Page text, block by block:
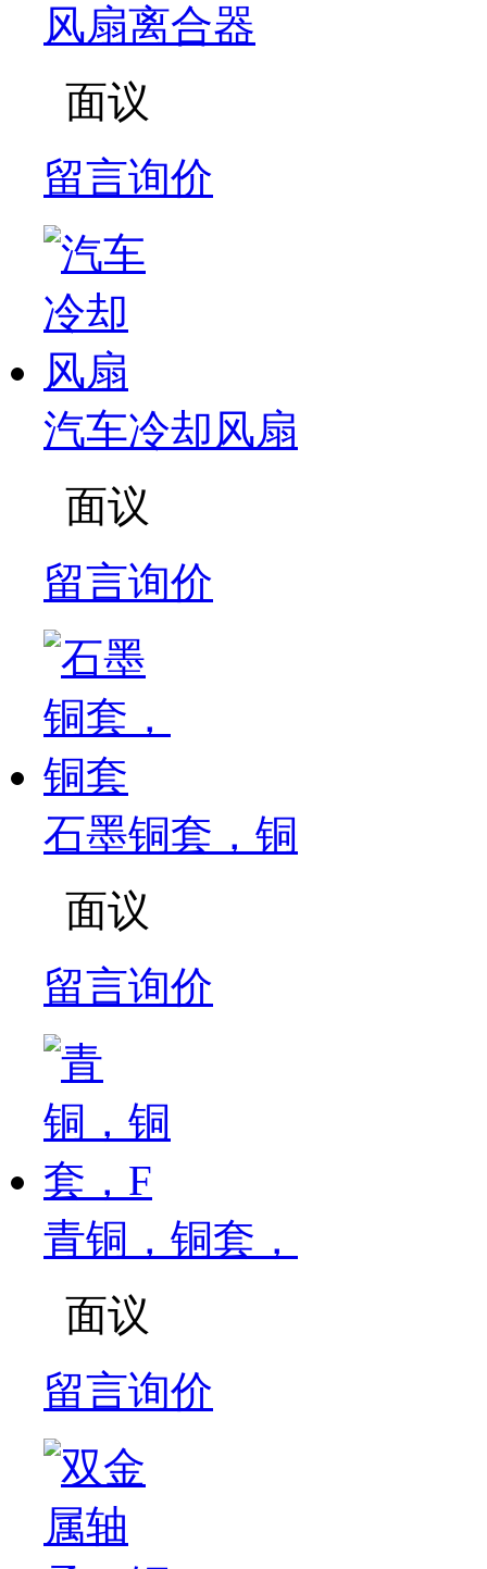
风扇离合器
面议
留言询价
汽车冷却风扇
面议
留言询价
石墨铜套，铜
面议
留言询价
青铜，铜套，
面议
留言询价